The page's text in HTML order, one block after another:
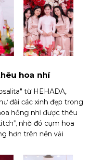
hoa nhí
từ HEHADA,
đài các xinh đẹp trong
hồng nhí được thêu
nhờ đó cụm hoa
hơn trên nền vải